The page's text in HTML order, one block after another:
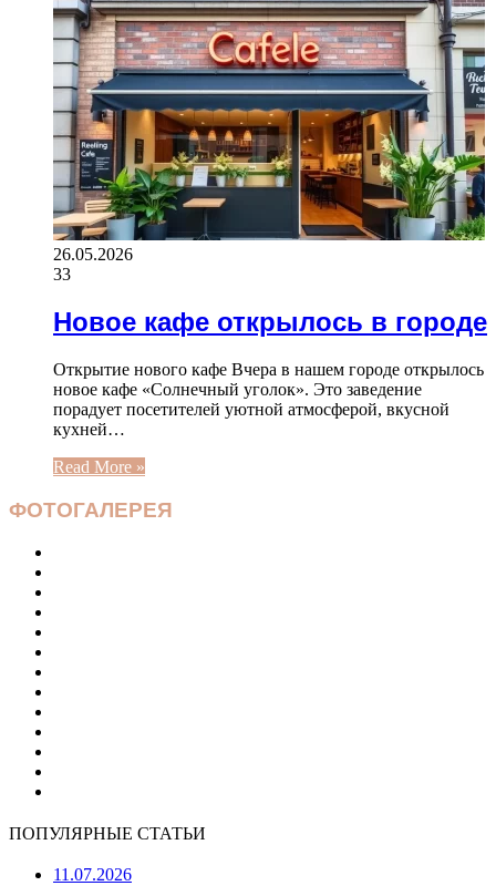
26.05.2026
33
Новое кафе открылось в городе
Открытие нового кафе Вчера в нашем городе открылось
новое кафе «Солнечный уголок». Это заведение
порадует посетителей уютной атмосферой, вкусной
кухней…
Read More »
ФОТОГАЛЕРЕЯ
ПОПУЛЯРНЫЕ СТАТЬИ
11.07.2026